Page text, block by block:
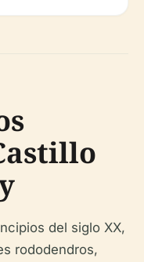
del siglo XX,
rododendros,